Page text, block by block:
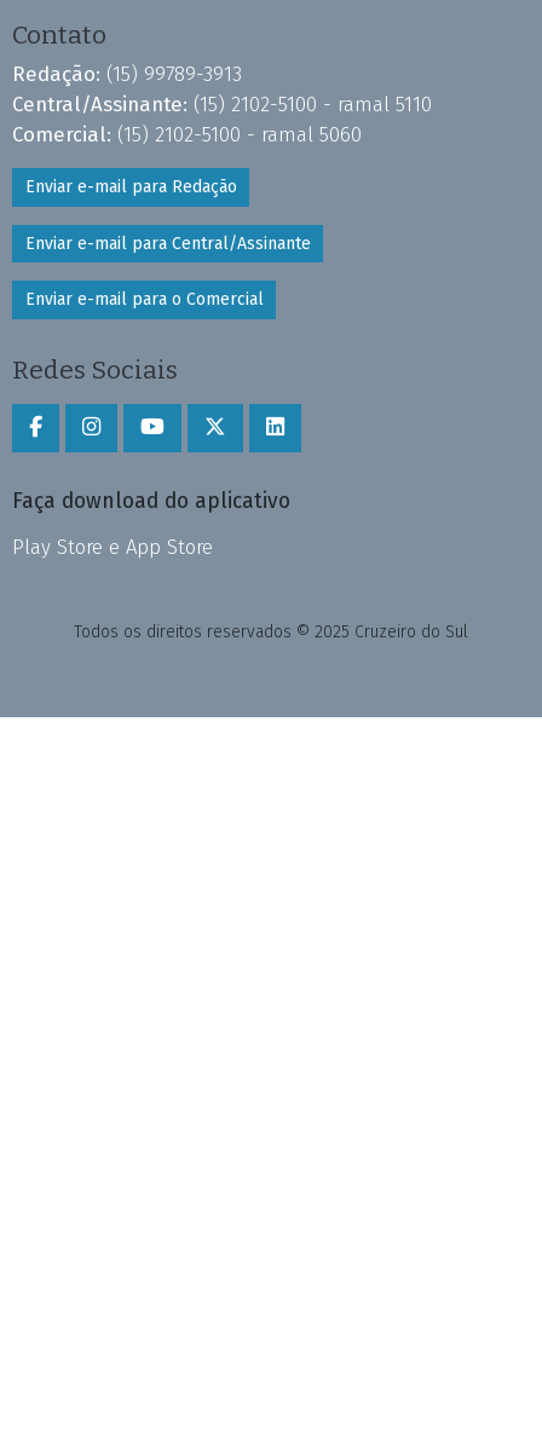
Contato
Redação: (15) 99789-3913
Central/Assinante: (15) 2102-5100 - ramal 5110
Comercial: (15) 2102-5100 - ramal 5060
Enviar e-mail para Redação
Enviar e-mail para Central/Assinante
Enviar e-mail para o Comercial
Redes Sociais
Faça download do aplicativo
Play Store e App Store
Todos os direitos reservados © 2025 Cruzeiro do Sul